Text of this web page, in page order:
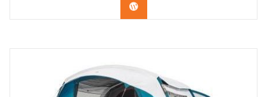
Kup Teraz